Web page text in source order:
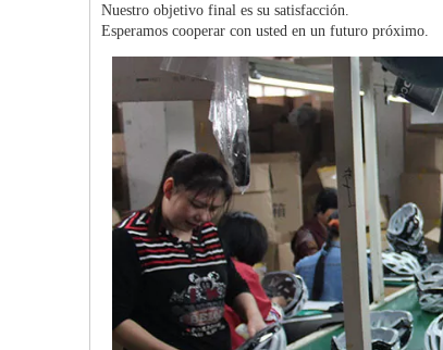
Nuestro objetivo final es su satisfacción.
Esperamos cooperar con usted en un futuro próximo.